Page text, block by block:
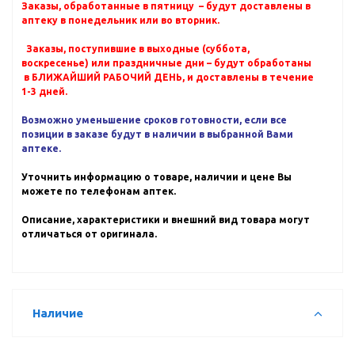
Заказы, обработанные в пятницу – будут доставлены в
аптеку в понедельник или во вторник.
Заказы, поступившие в выходные (суббота,
воскресенье) или праздничные дни – будут обработаны
в БЛИЖАЙШИЙ РАБОЧИЙ ДЕНЬ, и доставлены в течение
1-3 дней.
Возможно уменьшение сроков готовности, если все
позиции в заказе будут в наличии в выбранной Вами
аптеке.
Уточнить информацию о товаре, наличии и цене Вы
можете по телефонам аптек.
Описание, характеристики и внешний вид товара могут
отличаться от оригинала.
Наличие